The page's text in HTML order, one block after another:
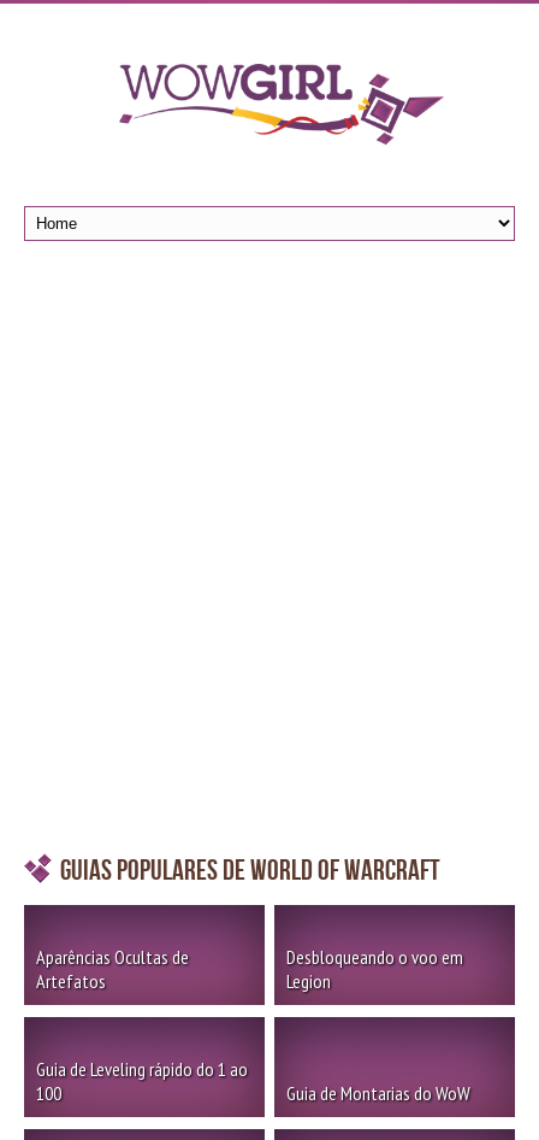
Guias Populares de World of Warcraft
Aparências Ocultas de
Artefatos
Desbloqueando o voo em
Legion
Guia de Leveling rápido do 1 ao
100
Guia de Montarias do WoW